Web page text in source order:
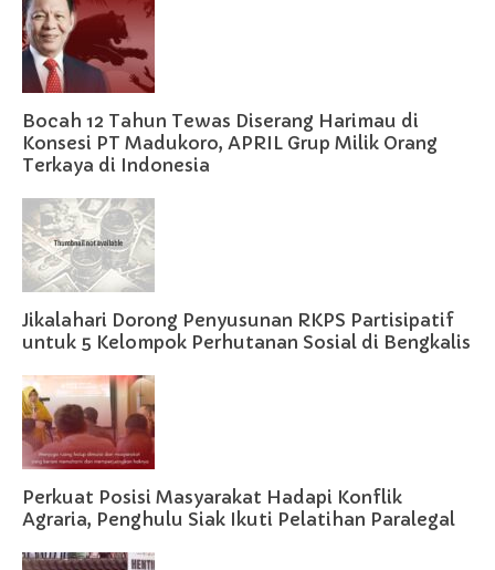
Bocah 12 Tahun Tewas Diserang Harimau di
Konsesi PT Madukoro, APRIL Grup Milik Orang
Terkaya di Indonesia
Jikalahari Dorong Penyusunan RKPS Partisipatif
untuk 5 Kelompok Perhutanan Sosial di Bengkalis
Perkuat Posisi Masyarakat Hadapi Konflik
Agraria, Penghulu Siak Ikuti Pelatihan Paralegal